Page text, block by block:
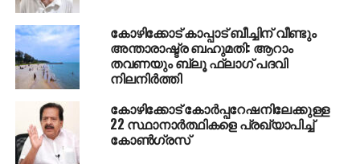
കോഴിക്കോട് കാപ്പാട് ബീച്ചിന് വീണ്ടും
അന്താരാഷ്ട്ര ബഹുമതി: ആറാം
തവണയും ബ്ലൂ ഫ്‌ലാഗ് പദവി
നിലനിര്‍ത്തി
കോഴിക്കോട് കോര്‍പ്പറേഷനിലേക്കുള്ള
22 സ്ഥാനാര്‍ത്ഥികളെ പ്രഖ്യാപിച്ച്
കോണ്‍ഗ്രസ്